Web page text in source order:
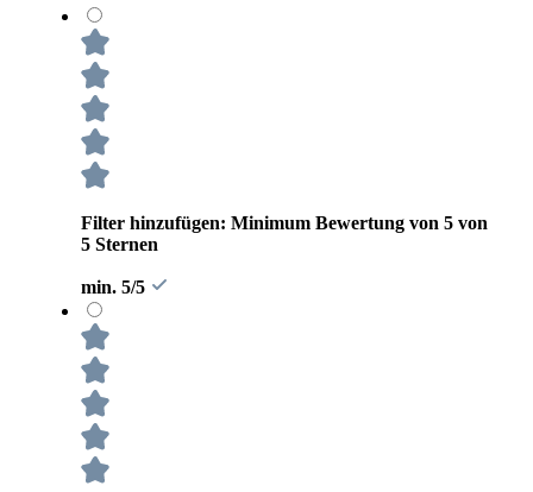
Filter hinzufügen: Minimum Bewertung von 5 von
5 Sternen
min. 5/5